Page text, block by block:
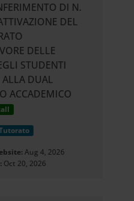
DI N.
DEL
DELLE
STUDENTI
DUAL
ACCADEMICO
Aug 4, 2026
Oct 20, 2026